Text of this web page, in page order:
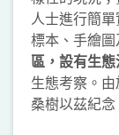
人士進行簡
標本、手繪
區，設有生
生態考察。
桑樹以茲紀念